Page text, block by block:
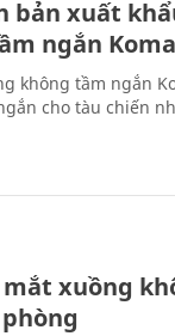
bản xuất
ngắn
không tầm ngắn
cho tàu chiến
mắt xuồng